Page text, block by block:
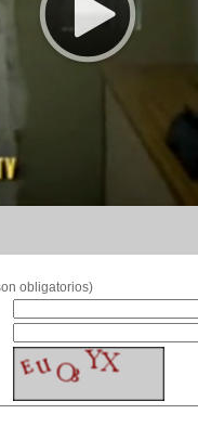
obligatorios)